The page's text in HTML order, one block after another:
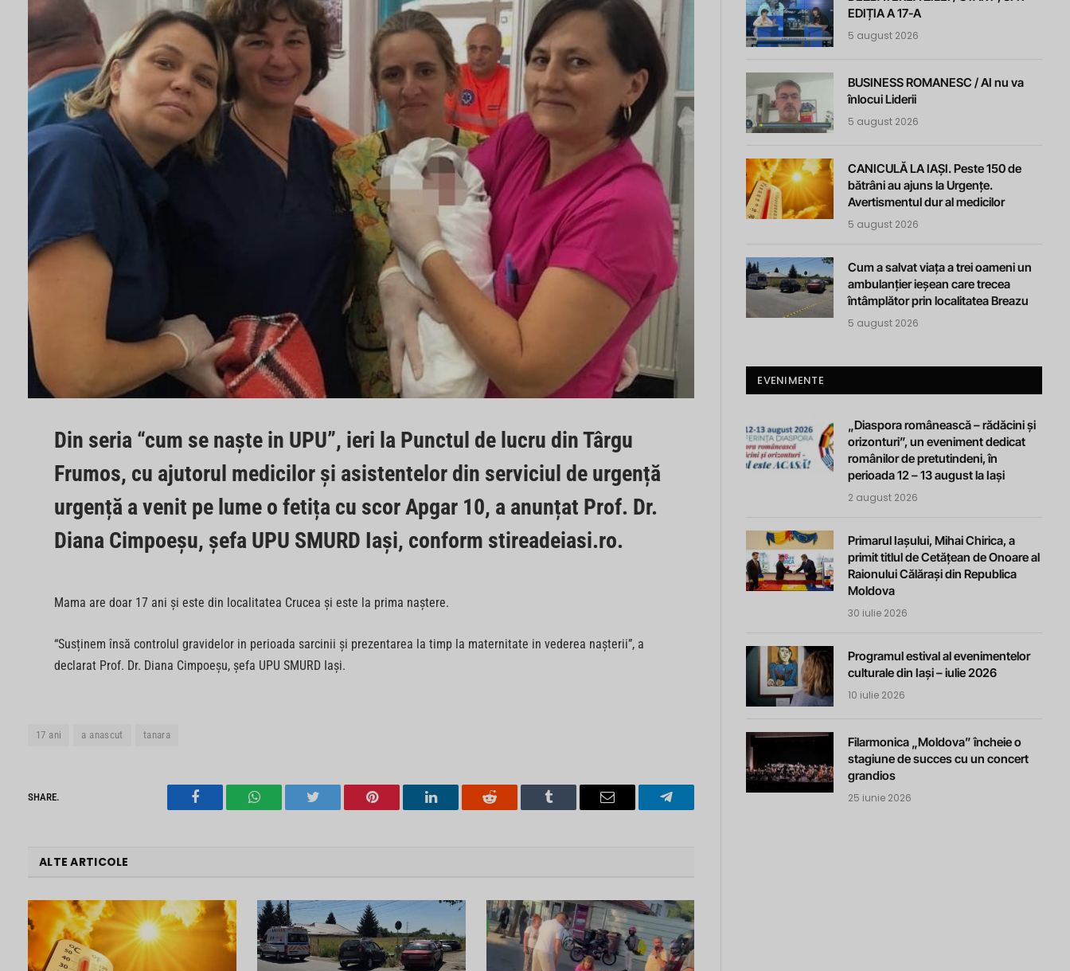
Din seria “cum se naște in UPU”, ieri la Punctul de lucru din Târgu
Frumos, cu ajutorul medicilor și asistentelor din serviciul de urgență
urgență a venit pe lume o fetița cu scor Apgar 10, a anunțat Prof. Dr.
Diana Cimpoeșu, șefa UPU SMURD Iași, conform stireadeiasi.ro.
Mama are doar 17 ani și este din localitatea Crucea și este la prima naștere.
“Susținem însă controlul gravidelor in perioada sarcinii și prezentarea la timp la maternitate in vederea nașterii”, a
declarat Prof. Dr. Diana Cimpoeșu, șefa UPU SMURD Iași.
17 ani a anascut tanara
SHARE.
Facebook WhatsAppTwitter Pinterest LinkedIn Reddit Tumblr Email Telegram
ALTE ARTICOLE
EDIȚIA A 17-A
5 august 2026
BUSINESS ROMANESC / AI nu va
înlocui Liderii
5 august 2026
CANICULĂ LA IAȘI. Peste 150 de
bătrâni au ajuns la Urgențe.
Avertismentul dur al medicilor
5 august 2026
Cum a salvat viața a trei oameni un
ambulanțier ieșean care trecea
întâmplător prin localitatea Breazu
5 august 2026
EVENIMENTE
„Diaspora românească – rădăcini și
orizonturi”, un eveniment dedicat
românilor de pretutindeni, în
perioada 12 – 13 august la Iași
2 august 2026
Primarul Iașului, Mihai Chirica, a
primit titlul de Cetățean de Onoare al
Raionului Călărași din Republica
Moldova
30 iulie 2026
Programul estival al evenimentelor
culturale din Iași – iulie 2026
10 iulie 2026
Filarmonica „Moldova” încheie o
stagiune de succes cu un concert
grandios
25 iunie 2026